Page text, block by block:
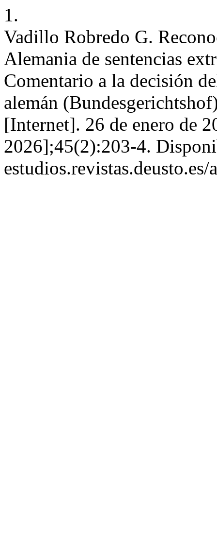
1.
Vadillo Robredo G.
Alemania de sentencias
Comentario a la decisión
alemán
[Internet]. 26 de enero de
2026];45(2):203-4.